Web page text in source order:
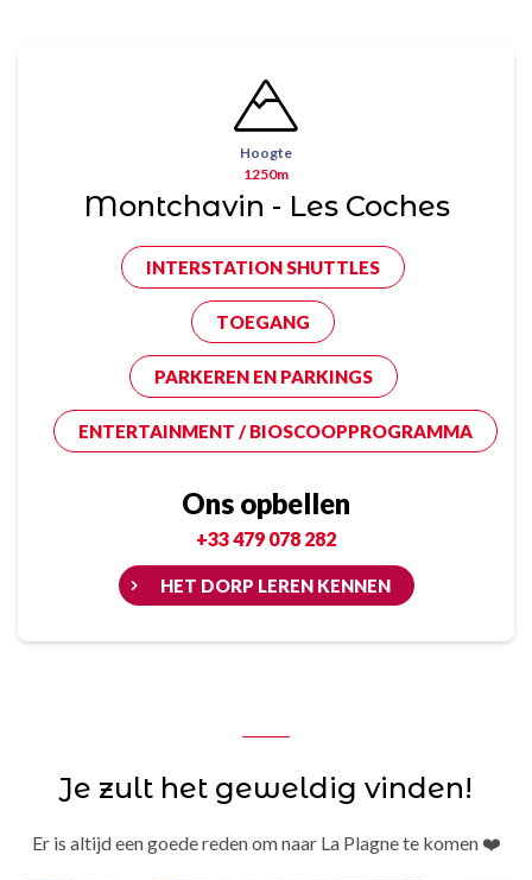
Hoogte
1250m
Montchavin - Les Coches
INTERSTATION SHUTTLES
TOEGANG
PARKEREN EN PARKINGS
ENTERTAINMENT / BIOSCOOPPROGRAMMA
Ons opbellen
+33 479 078 282
HET DORP LEREN KENNEN
Je zult het geweldig vinden!
Er is altijd een goede reden om naar La Plagne te komen ❤️